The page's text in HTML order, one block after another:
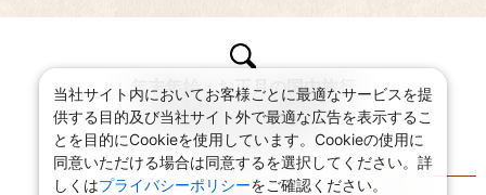
年末年始・お正月の国内旅行
目的から探す
PURPOSE
当社サイト内においてお客様ごとに最適なサービスを提
供する目的及び当社サイト外で最適な広告を表示するこ
とを目的にCookieを使用しています。Cookieの使用に
同意いただける場合は同意するを選択してください。詳
しくはプライバシーポリシーをご確認ください。